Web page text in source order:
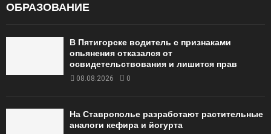
ОБРАЗОВАНИЕ
В Пятигорске водитель с признаками
опьянения отказался от
освидетельствования и лишится прав
08.08.2026 0
На Ставрополье разработают растительные
аналоги кефира и йогурта